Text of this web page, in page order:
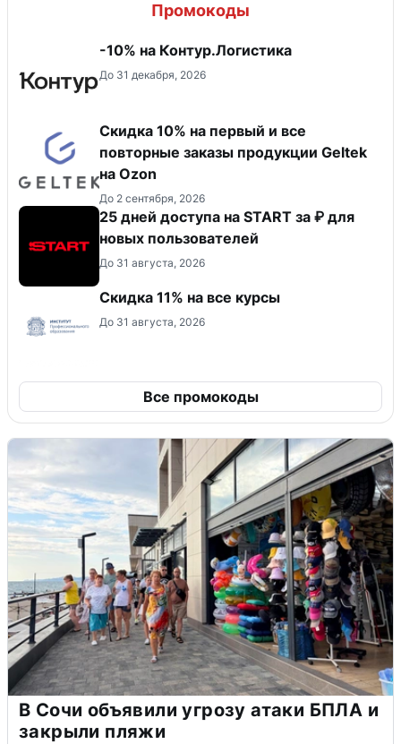
Промокоды
-10% на Контур.Логистика
До 31 декабря, 2026
Скидка 10% на первый и все
повторные заказы продукции Geltek
на Ozon
До 2 сентября, 2026
25 дней доступа на START за ₽ для
новых пользователей
До 31 августа, 2026
Скидка 11% на все курсы
До 31 августа, 2026
Все промокоды
В Сочи объявили угрозу атаки БПЛА и
закрыли пляжи